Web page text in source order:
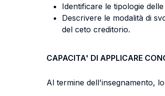
Identificare le tipologie
Descrivere le modalità di
del ceto creditorio.
CAPACITA' DI APPLICARE
Al termine dell'insegnamento,